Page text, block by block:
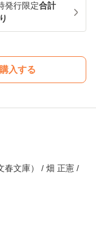
発行限定合計
入する
春文庫） / 畑 正憲 /